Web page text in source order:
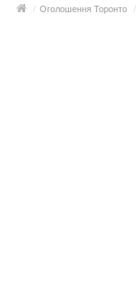
/ Оголошення Торонто /